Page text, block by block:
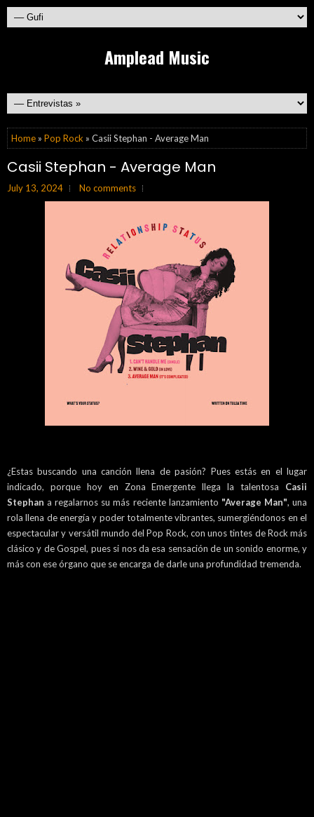
Amplead Music
Home » Pop Rock » Casii Stephan - Average Man
Casii Stephan - Average Man
July 13, 2024 No comments
¿Estas buscando una canción llena de pasión? Pues estás en el lugar
indicado, porque hoy en Zona Emergente llega la talentosa Casii
Stephan a regalarnos su más reciente lanzamiento "Average Man", una
rola llena de energía y poder totalmente vibrantes, sumergiéndonos en el
espectacular y versátil mundo del Pop Rock, con unos tintes de Rock más
clásico y de Gospel, pues si nos da esa sensación de un sonido enorme, y
más con ese órgano que se encarga de darle una profundidad tremenda.